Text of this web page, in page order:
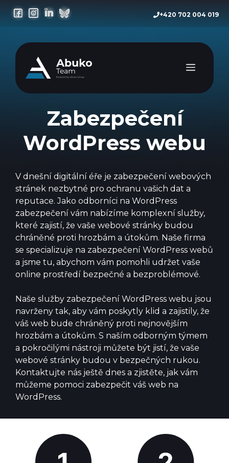
Přeskočit
+420 702 004 019
Menu
Zabezpečení
WordPress webu
V dnešní digitální éře je zabezpečení webových
stránek nezbytné pro ochranu vašich dat a
reputace. Jako odborníci na WordPress
zabezpečení vám nabízíme komplexní služby,
které zajistí, že vaše webové stránky budou
chráněné proti hrozbám a útokům. Naše firma
se specializuje na zabezpečení WordPress webů
a jsme tu, abychom vám pomohli udržet vaše
online prostředí bezpečné a bezproblémové.
Naše služby zabezpečení WordPress webu jsou
navrženy tak, aby vám poskytly klid a zajistily, že
váš web bude chráněný proti nejnovějším
hrozbám a útokům. S naším odborným týmem
a pokročilými nástroji můžete být jistí, že vaše
webové stránky budou v bezpečných rukou.
Kontaktujte nás ještě dnes a zjistěte, jak vám
můžeme pomoci zabezpečit váš web na
WordPress.